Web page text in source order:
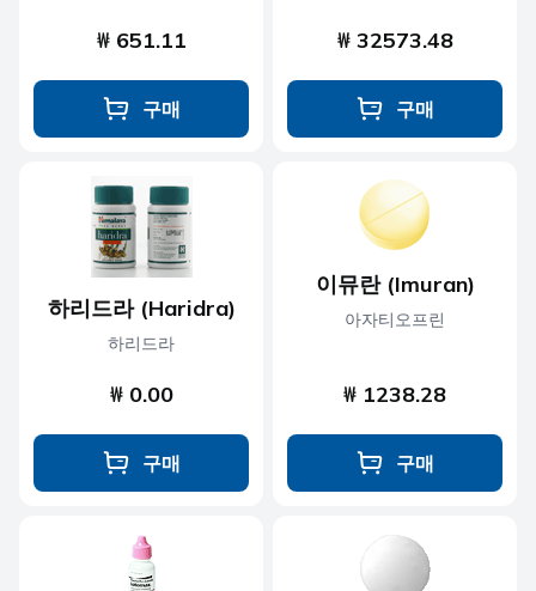
₩ 651.11
구매
₩ 32573.48
구매
하리드라 (Haridra)
하리드라
₩ 0.00
구매
이뮤란 (Imuran)
아자티오프린
₩ 1238.28
구매